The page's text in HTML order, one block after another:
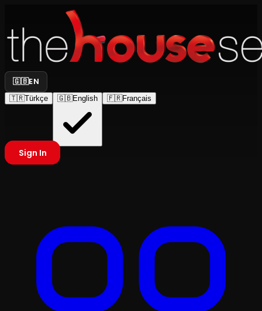
🇬🇧EN
🇹🇷Türkçe 🇬🇧English 🇫🇷Français
Sign In